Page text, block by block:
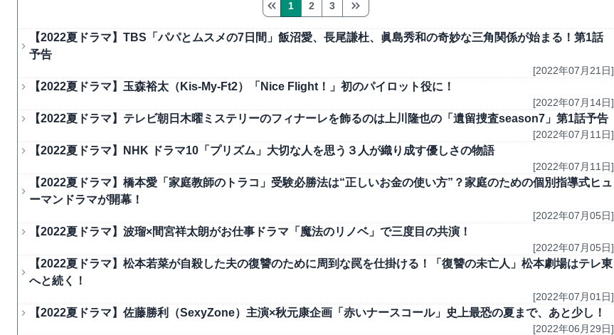
1 2 3
【2022夏ドラマ】TBS「パパとムスメの7日間」飯沼愛、長尾謙杜、眞島秀和の奇妙な三角関係が始まる！第1話
予告
[2022年07月21日]
【2022夏ドラマ】玉森裕太（Kis-My-Ft2）「Nice Flight！」初のパイロット役に！
[2022年07月14日]
【2022夏ドラマ】テレビ朝日木曜ミステリーのフィナーレを飾るのは上川隆也の「遺留捜査season7」第1話予告
[2022年07月11日]
【2022夏ドラマ】NHK ドラマ10「プリズム」大切な人を思う３人が織り成す優しさの物語
[2022年07月11日]
【2022夏ドラマ】橋本愛「家庭教師のトラコ」受験必勝法は“正しいお金の使い方”？家庭のための個別指導式ヒュ
ーマンドラマが開幕！
[2022年07月05日]
【2022夏ドラマ】波瑠×間宮祥太朗がお仕事ドラマ「魔法のリノベ」で三度目の共演！
[2022年07月05日]
【2022夏ドラマ】松本若菜が自殺した夫の復讐のために周到な罠を仕掛ける！「復讐の未亡人」松本劇場はテレ東
へと続く！
[2022年07月01日]
【2022夏ドラマ】佐藤勝利（SexyZone）主演×秋元康企画「赤いナースコール」史上最恐の夏まで、あと少し！
[2022年06月29日]